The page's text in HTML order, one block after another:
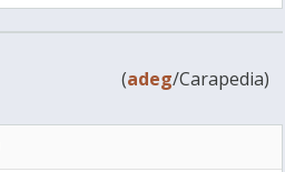
(adeg/Carapedia)